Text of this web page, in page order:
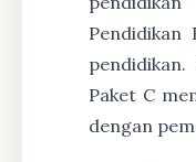
Pendidikan
Paket C
dengan